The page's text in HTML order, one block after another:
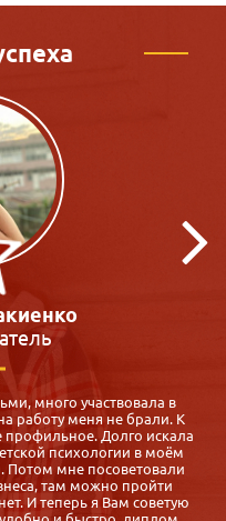
много участвовала в
работу меня не брали. К
Долго искала
психологии в моём
Потом мне посоветовали
там можно пройти
И теперь я Вам советую